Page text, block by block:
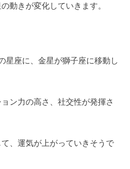
動きが変化していきます。
星座に、金星が獅子座に移動し
ン力の高さ、社交性が発揮さ
、運気が上がっていきそうで